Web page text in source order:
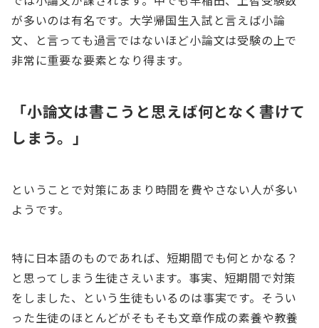
が多いのは有名です。大学帰国生入試と言えば小論
文、と言っても過言ではないほど小論文は受験の上で
非常に重要な要素となり得ます。
「小論文は書こうと思えば何となく書けて
しまう。」
ということで対策にあまり時間を費やさない人が多い
ようです。
特に日本語のものであれば、短期間でも何とかなる？
と思ってしまう生徒さえいます。事実、短期間で対策
をしました、という生徒もいるのは事実です。そうい
った生徒のほとんどがそもそも文章作成の素養や教養